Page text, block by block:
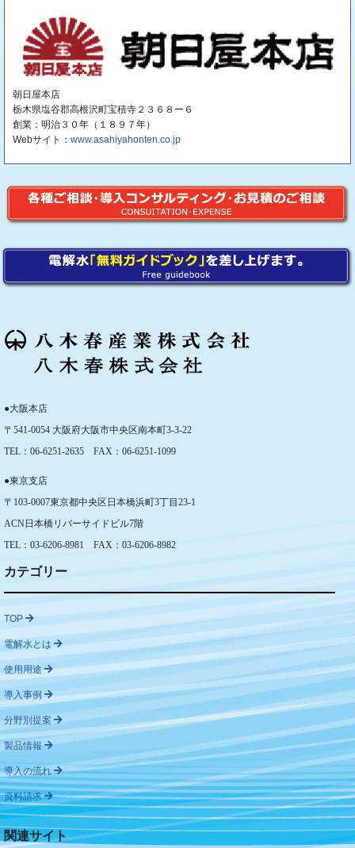
朝日屋本店
栃木県塩谷郡高根沢町宝積寺２３６８ー６
創業：明治３０年（１８９７年）
Webサイト： www.asahiyahonten.co.jp
●大阪本店
〒541-0054 大阪府大阪市中央区南本町3-3-22
TEL：06-6251-2635 FAX：06-6251-1099
●東京支店
〒103-0007東京都中央区日本橋浜町3丁目23-1
ACN日本橋リバーサイドビル7階
TEL：03-6206-8981 FAX：03-6206-8982
カテゴリー
TOP
電解水とは
使用用途
導入事例
分野別提案
製品情報
導入の流れ
資料請求
関連サイト